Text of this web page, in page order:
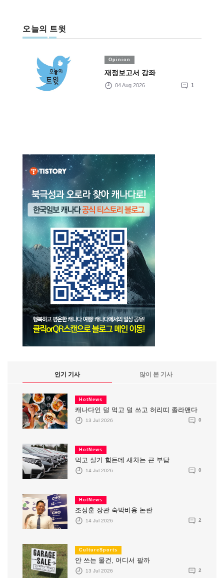
오늘의 트윗
Opinion
재정보고서 강좌
04 Aug 2026 1
인기 기사 많이 본 기사
HotNews
캐나다인 덜 먹고 덜 쓰고 허리띠 졸라맨다
13 Jul 2026 0
HotNews
먹고 살기 힘든데 새차는 큰 부담
14 Jul 2026 0
HotNews
조성훈 장관 숙박비용 논란
14 Jul 2026 2
CultureSports
안 쓰는 물건, 어디서 팔까
13 Jul 2026 2